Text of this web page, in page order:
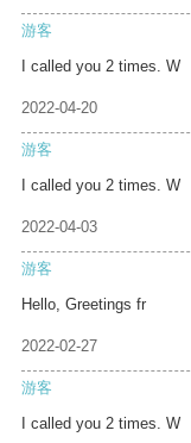
游客
I called you 2 times. W
2022-04-20
游客
I called you 2 times. W
2022-04-03
游客
Hello, Greetings fr
2022-02-27
游客
I called you 2 times. W